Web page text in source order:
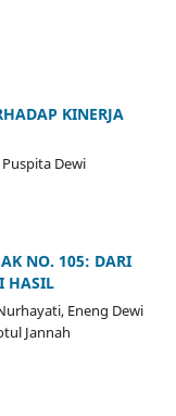
KINERJA
Dewi
NO. 105: DARI
HASIL
Eneng Dewi
Jannah